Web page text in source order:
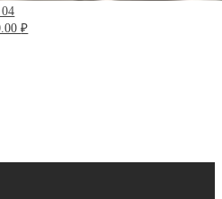
₽.
₽Текущая
цена: